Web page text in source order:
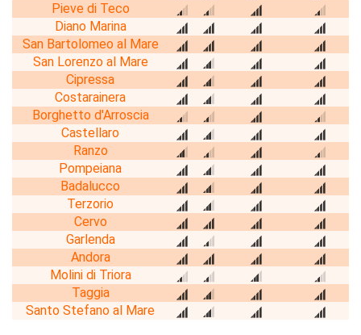
Pieve di Teco
Diano Marina
San Bartolomeo al Mare
San Lorenzo al Mare
Cipressa
Costarainera
Borghetto d'Arroscia
Castellaro
Ranzo
Pompeiana
Badalucco
Terzorio
Cervo
Garlenda
Andora
Molini di Triora
Taggia
Santo Stefano al Mare